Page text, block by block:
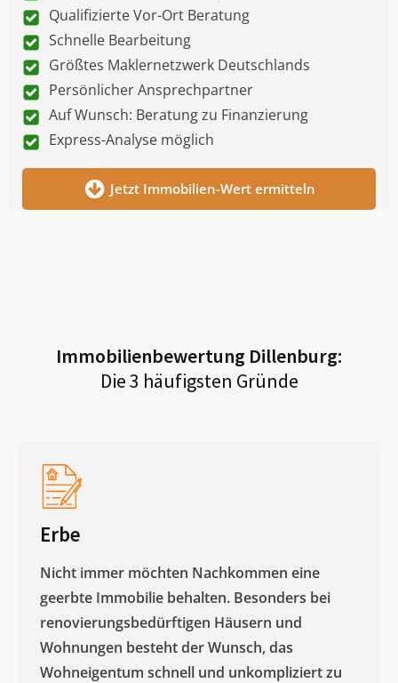
Qualifizierte Vor-Ort Beratung
Schnelle Bearbeitung
Größtes Maklernetzwerk Deutschlands
Persönlicher Ansprechpartner
Auf Wunsch: Beratung zu Finanzierung
Express-Analyse möglich
Jetzt Immobilien-Wert ermitteln
Immobilienbewertung Dillenburg:
Die 3 häufigsten Gründe
Erbe
Nicht immer möchten Nachkommen eine
geerbte Immobilie behalten. Besonders bei
renovierungsbedürftigen Häusern und
Wohnungen besteht der Wunsch, das
Wohneigentum schnell und unkompliziert zu